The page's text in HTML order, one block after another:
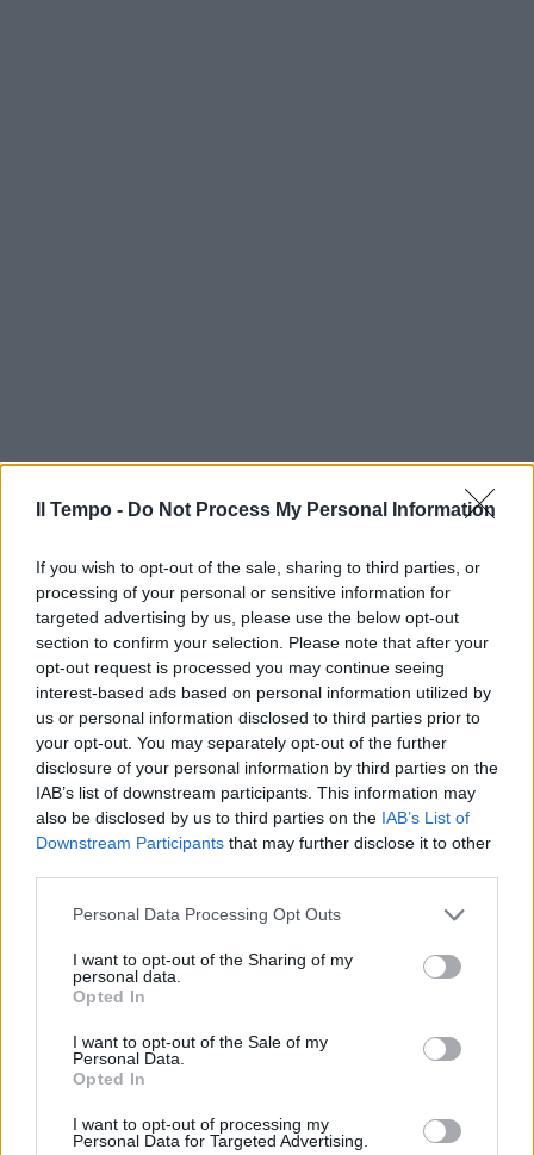
Il Tempo - Do Not Process My Personal Information
If you wish to opt-out of the sale, sharing to third parties, or
processing of your personal or sensitive information for
targeted advertising by us, please use the below opt-out
section to confirm your selection. Please note that after your
opt-out request is processed you may continue seeing
interest-based ads based on personal information utilized by
us or personal information disclosed to third parties prior to
your opt-out. You may separately opt-out of the further
disclosure of your personal information by third parties on the
IAB’s list of downstream participants. This information may
also be disclosed by us to third parties on the IAB’s List of
Downstream Participants that may further disclose it to other
Personal Data Processing Opt Outs
I want to opt-out of the Sharing of my
personal data.
Opted In
I want to opt-out of the Sale of my
Personal Data.
Opted In
I want to opt-out of processing my
Personal Data for Targeted Advertising.
In evidenza